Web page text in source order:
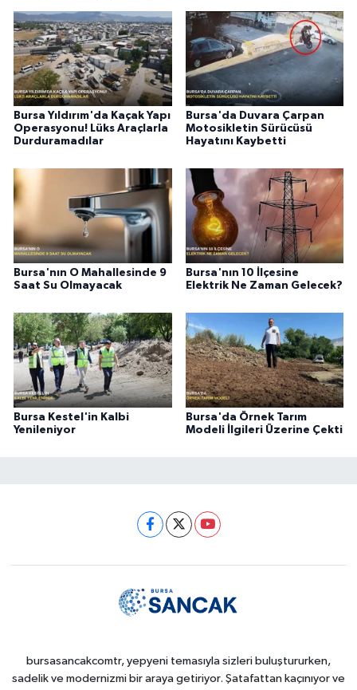
Bursa Yıldırım'da Kaçak Yapı
Operasyonu! Lüks Araçlarla
Durduramadılar
Bursa'da Duvara Çarpan
Motosikletin Sürücüsü
Hayatını Kaybetti
Bursa'nın O Mahallesinde 9
Saat Su Olmayacak
Bursa'nın 10 İlçesine
Elektrik Ne Zaman Gelecek?
Bursa Kestel'in Kalbi
Yenileniyor
Bursa'da Örnek Tarım
Modeli İlgileri Üzerine Çekti
bursasancakcomtr, yepyeni temasıyla sizleri buluştururken,
sadelik ve modernizmi bir araya getiriyor. Şatafattan kaçınıyor ve